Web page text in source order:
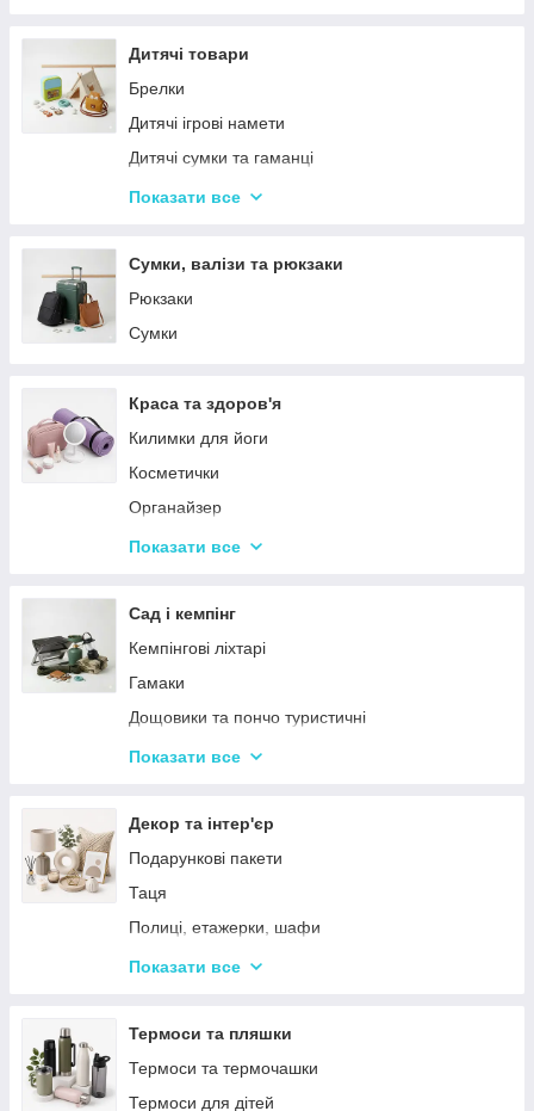
Столовий посуд
Хвойні гірлянди
Дитячі товари
Брелки
Дитячі ігрові намети
Дитячі сумки та гаманці
Дитячі фотокамери
Показати все
Сумки, валізи та рюкзаки
Рюкзаки
Сумки
Краса та здоров'я
Килимки для йоги
Косметички
Органайзер
Косметичні дзеркала
Стайлери
Плойки
Машинки для стриження
Воскоплави
Лампи для манікюр
Електробритви
Фени
Гофре та випрямлячі для волосся
Ручні масажери для тіла
Показати все
Сад і кемпінг
Кемпінгові ліхтарі
Гамаки
Дощовики та пончо туристичні
Садове освітлення
Термосумки
Туристичні інструменти та набори
Туристичні нагрівачі
Туристичні плити
Аксесуари
Мангали
Набори для пікніка
Туристичні килимки
Показати все
Декор та інтер'єр
Подарункові пакети
Таця
Полиці, етажерки, шафи
Серветки сервірувальні
Сміттєві відра
Новогодний декор
Декоративні таці
Показати все
Термоси та пляшки
Термоси та термочашки
Термоси для дітей